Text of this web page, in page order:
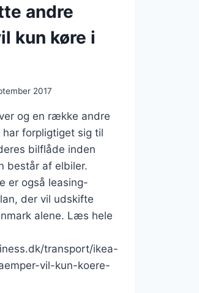
andre
kun køre i
2017
og en række andre
forpligtiget sig til
bilflåde inden
består af elbiler.
er også leasing-
der vil udskifte
alene. Læs hele
transport/ikea-
vil-kun-koere-